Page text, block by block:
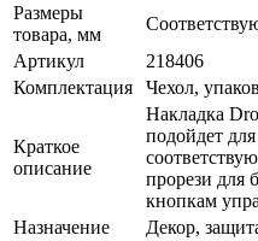
Размеры
товара, мм
Артикул
218406
Комплектация
Чехол,
Краткое
описание
Накладка
подойдет
прорези для
кнопкам
Назначение
Декор,